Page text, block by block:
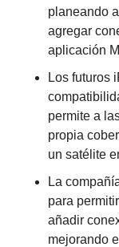
planeando
agregar
aplicación
Los futuros
permite a
propia
un satélite
La
para
añadir
mejorando